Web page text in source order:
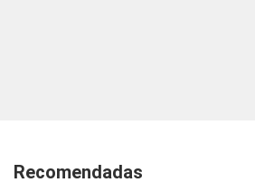
Recomendadas